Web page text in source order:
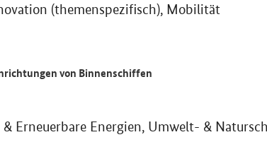
(themenspezifisch), Mobilität
von Binnenschiffen
Erneuerbare Energien, Umwelt- &